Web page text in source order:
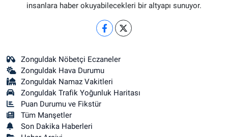
insanlara haber okuyabilecekleri bir altyapı sunuyor.
Zonguldak Nöbetçi Eczaneler
Zonguldak Hava Durumu
Zonguldak Namaz Vakitleri
Zonguldak Trafik Yoğunluk Haritası
Puan Durumu ve Fikstür
Tüm Manşetler
Son Dakika Haberleri